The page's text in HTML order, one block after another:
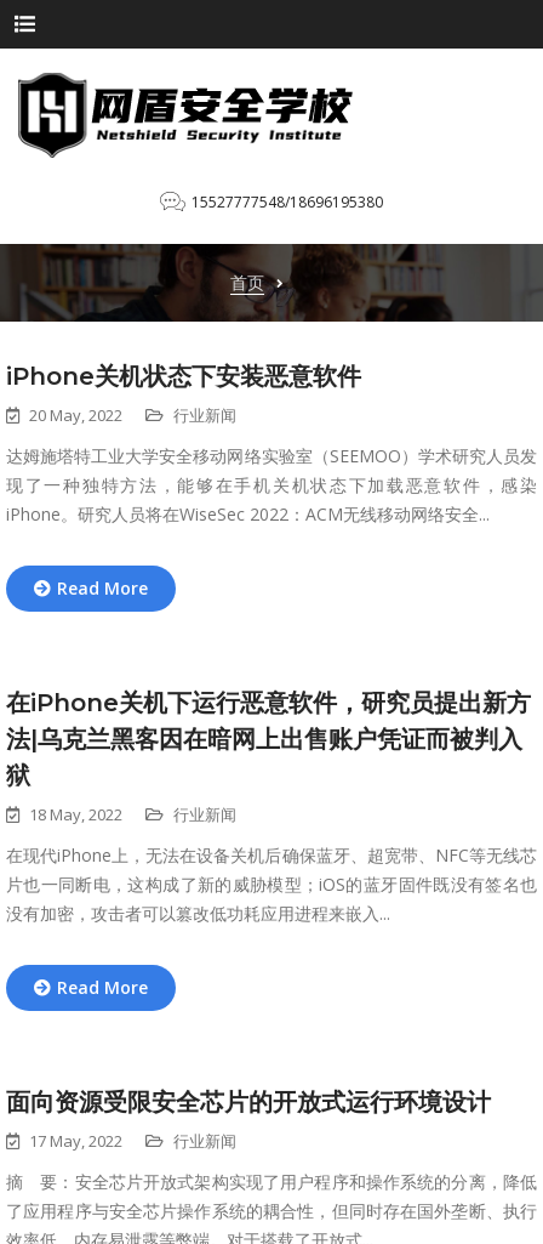
15527777548/18696195380
首页
iPhone关机状态下安装恶意软件
20 May, 2022 行业新闻
达姆施塔特工业大学安全移动网络实验室（SEEMOO）学术研究人员发
现了一种独特方法，能够在手机关机状态下加载恶意软件，感染
iPhone。研究人员将在WiseSec 2022：ACM无线移动网络安全...
Read More
在iPhone关机下运行恶意软件，研究员提出新方
法|乌克兰黑客因在暗网上出售账户凭证而被判入
狱
18 May, 2022 行业新闻
在现代iPhone上，无法在设备关机后确保蓝牙、超宽带、NFC等无线芯
片也一同断电，这构成了新的威胁模型；iOS的蓝牙固件既没有签名也
没有加密，攻击者可以篡改低功耗应用进程来嵌入...
Read More
面向资源受限安全芯片的开放式运行环境设计
17 May, 2022 行业新闻
摘 要：安全芯片开放式架构实现了用户程序和操作系统的分离，降低
了应用程序与安全芯片操作系统的耦合性，但同时存在国外垄断、执行